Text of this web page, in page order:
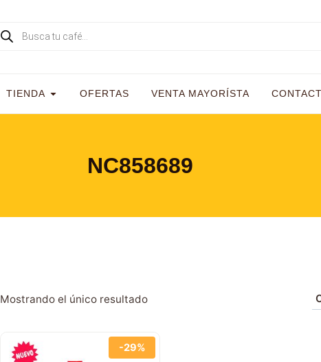
TIENDA OFERTAS VENTA MAYORÍSTA
NC858689
Mostrando el único resultado
-29%